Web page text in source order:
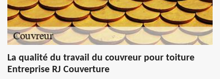
La qualité du travail du couvreur pour toiture
Entreprise RJ Couverture